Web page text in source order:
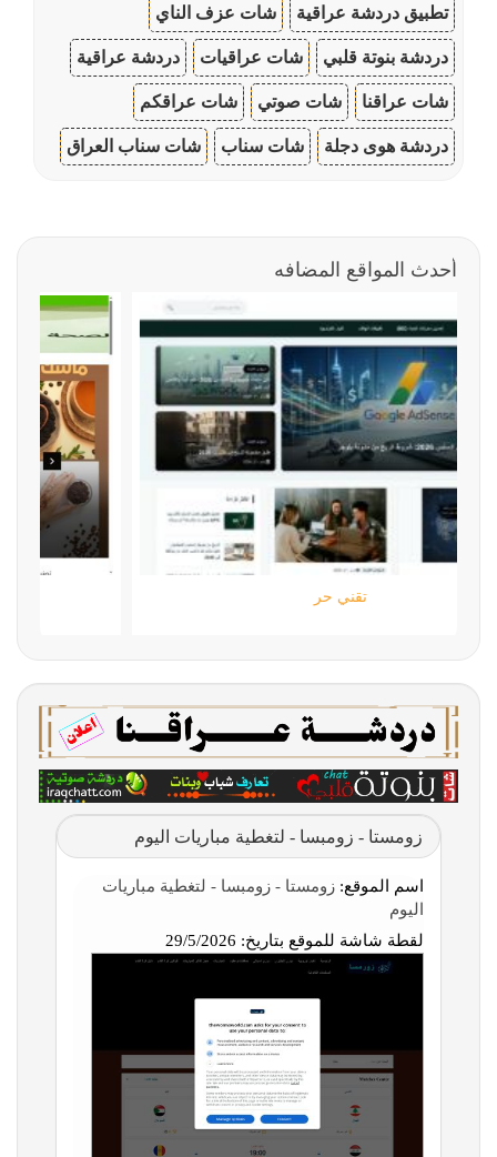
تطبيق دردشة عراقية شات عزف الناي
دردشة بنوتة قلبي شات عراقيات دردشة عراقية
شات عراقنا شات صوتي شات عراقكم
دردشة هوى دجلة شات سناب شات سناب العراق
أحدث المواقع المضافه
زومستا - زومبسا - لتغطية مباريات اليوم
اسم الموقع: زومستا - زومبسا - لتغطية مباريات
اليوم
لقطة شاشة للموقع بتاريخ: